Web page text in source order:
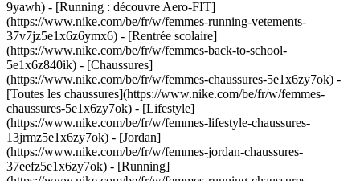
9yawh) - [Running : découvre Aero-FIT]
(https://www.nike.com/be/fr/w/femmes-running-vetements-
37v7jz5e1x6z6ymx6) - [Rentrée scolaire]
(https://www.nike.com/be/fr/w/femmes-back-to-school-
5e1x6z840ik) - [Chaussures]
(https://www.nike.com/be/fr/w/femmes-chaussures-5e1x6zy7ok) -
[Toutes les chaussures](https://www.nike.com/be/fr/w/femmes-
chaussures-5e1x6zy7ok) - [Lifestyle]
(https://www.nike.com/be/fr/w/femmes-lifestyle-chaussures-
13jrmz5e1x6zy7ok) - [Jordan]
(https://www.nike.com/be/fr/w/femmes-jordan-chaussures-
37eefz5e1x6zy7ok) - [Running]